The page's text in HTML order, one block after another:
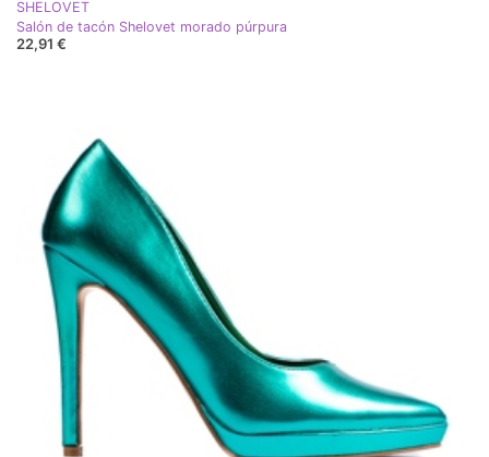
SHELOVET
Salón de tacón Shelovet morado púrpura
22,91 €